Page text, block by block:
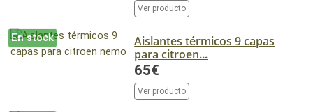
Ver producto
En stock
Aislantes térmicos 9 capas
para citroen...
65€
Ver producto